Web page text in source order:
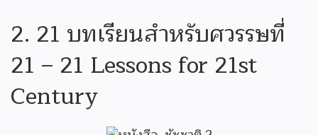
2. 21 บทเรียนสำหรับศวรรษที่
21 – 21 Lessons for 21st
Century